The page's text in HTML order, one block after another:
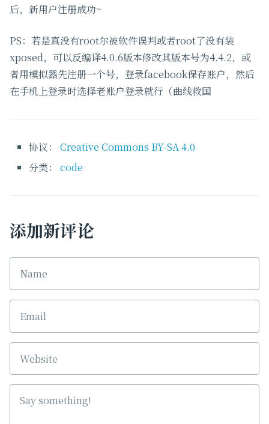
后，新用户注册成功~
PS：若是真没有root尔被软件误判或者root了没有装
xposed，可以反编译4.0.6版本修改其版本号为4.4.2，或
者用模拟器先注册一个号，登录facebook保存账户，然后
在手机上登录时选择老账户登录就行（曲线救国
协议： Creative Commons BY-SA 4.0
分类： code
添加新评论